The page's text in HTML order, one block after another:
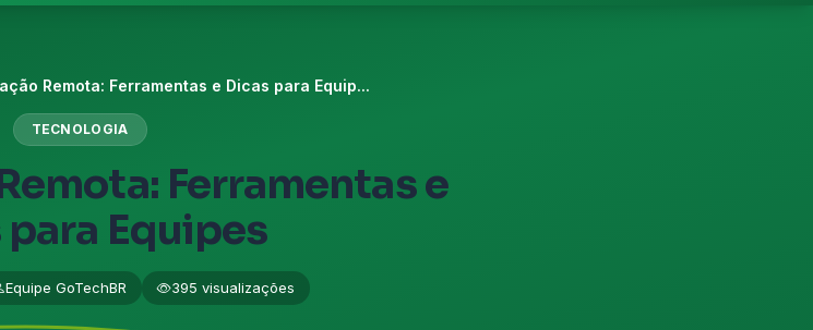
Remota: Ferramentas e Dicas para Equip...
TECNOLOGIA
Ferramentas e
para Equipes
Equipe GoTechBR 395 visualizações